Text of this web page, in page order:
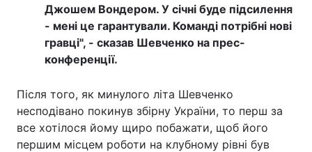
Джошем Вондером. У січні буде підсилення
- мені це гарантували. Команді потрібні нові
гравці", - сказав Шевченко на прес-
конференції.
Після того, як минулого літа Шевченко
несподівано покинув збірну України, то перш за
все хотілося йому щиро побажати, щоб його
першим місцем роботи на клубному рівні був